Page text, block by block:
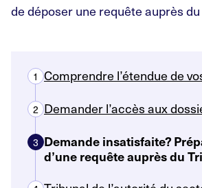
de déposer une requête auprès
1 Comprendre l’étendue de
2 Demander l’accès aux
3 Demande insatisfaite?
d’une requête auprès du